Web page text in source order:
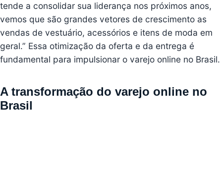
tende a consolidar sua liderança nos próximos anos,
vemos que são grandes vetores de crescimento as
vendas de vestuário, acessórios e itens de moda em
geral.” Essa otimização da oferta e da entrega é
fundamental para impulsionar o varejo online no Brasil.
A transformação do varejo online no
Brasil